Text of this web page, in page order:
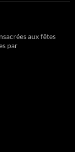
aux fêtes
par